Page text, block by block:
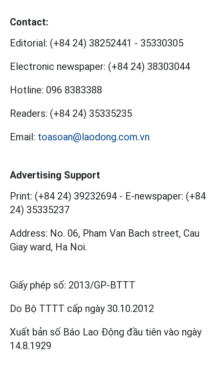
Contact:
Editorial: (+84 24) 38252441 - 35330305
Electronic newspaper: (+84 24) 38303044
Hotline: 096 8383388
Readers: (+84 24) 35335235
Email: toasoan@laodong.com.vn
Advertising Support
Print: (+84 24) 39232694 - E-newspaper: (+84
24) 35335237
Address: No. 06, Pham Van Bach street, Cau
Giay ward, Ha Noi.
Giấy phép số: 2013/GP-BTTT
Do Bộ TTTT cấp ngày 30.10.2012
Xuất bản số Báo Lao Động đầu tiên vào ngày
14.8.1929